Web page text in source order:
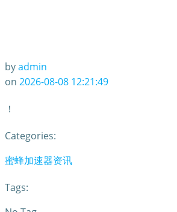
byadmin
on 2026-08-08 12:21:49
！
Categories:
蜜蜂加速器资讯
Tags: